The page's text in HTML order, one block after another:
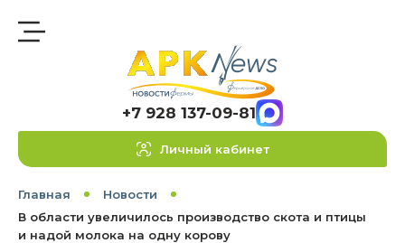
+7 928 137-09-81
Личный кабинет
Главная
Новости
В области увеличилось производство скота и птицы
и надой молока на одну корову